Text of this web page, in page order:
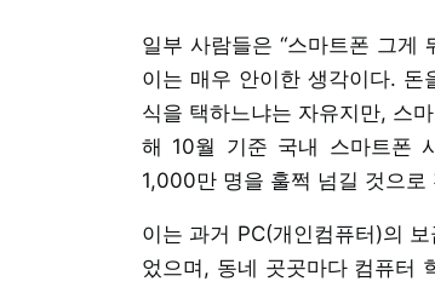
일부 사람들은 “스마트폰 그게
이는 매우 안이한 생각이다.
식을 택하느냐는 자유지만, 스
해 10월 기준 국내 스마트폰
1,000만 명을 훌쩍 넘길 것으로
이는 과거 PC(개인컴퓨터)의
었으며, 동네 곳곳마다 컴퓨터